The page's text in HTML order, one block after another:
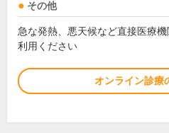
その他
急な発熱、悪天候など直接医療
利用ください
オンライン診療